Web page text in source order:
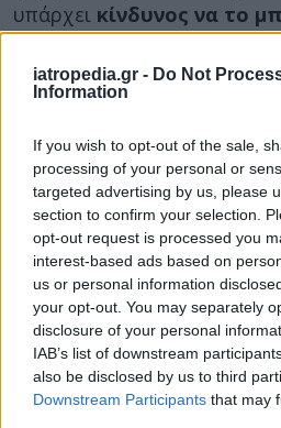
iatropedia.gr - Do Not
Information
If you wish to opt-out of the sale,
processing of your personal or
targeted advertising by us, please
section to confirm your selection.
opt-out request is processed you
interest-based ads based on
us or personal information
your opt-out. You may separately
disclosure of your personal
IAB’s list of downstream
also be disclosed by us to third
Downstream Participants that may
υπάρχει κίνδυνος να το
ενέσιμα προϊόντα. Αυτό
χορηγούνται
χρησιμοποιηθούν στη
Συνιστάται επίσης οι
φάρμακο να φέρουνσαφή
αναγνώριση και τη σωστή
είναινα αποθηκεύονται
ενέσιμα τοπικά
τυχαίας σύγχυσης.
Οι δύο οργανισμοί
πληροφορίεςτου
συμπεριλαμβανομένης της